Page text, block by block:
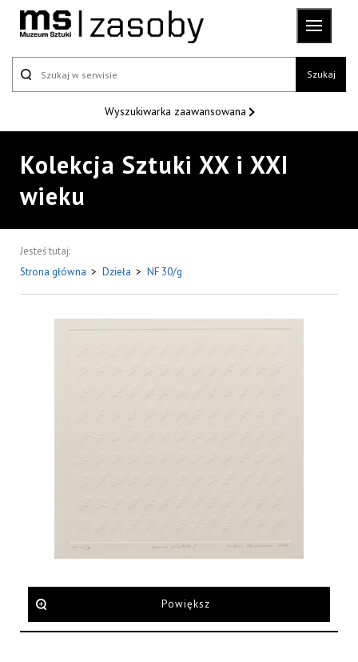
Szukaj
Wyszukiwarka zaawansowana
Kolekcja Sztuki XX i XXI
wieku
Jesteś tutaj:
Strona główna > Dzieła > NF 30/g
Powiększ